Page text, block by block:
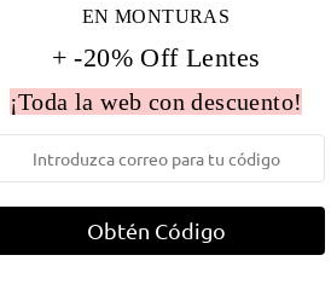
EN MONTURAS
+ -20% Off Lentes
¡Toda la web con descuento!
Obtén Código